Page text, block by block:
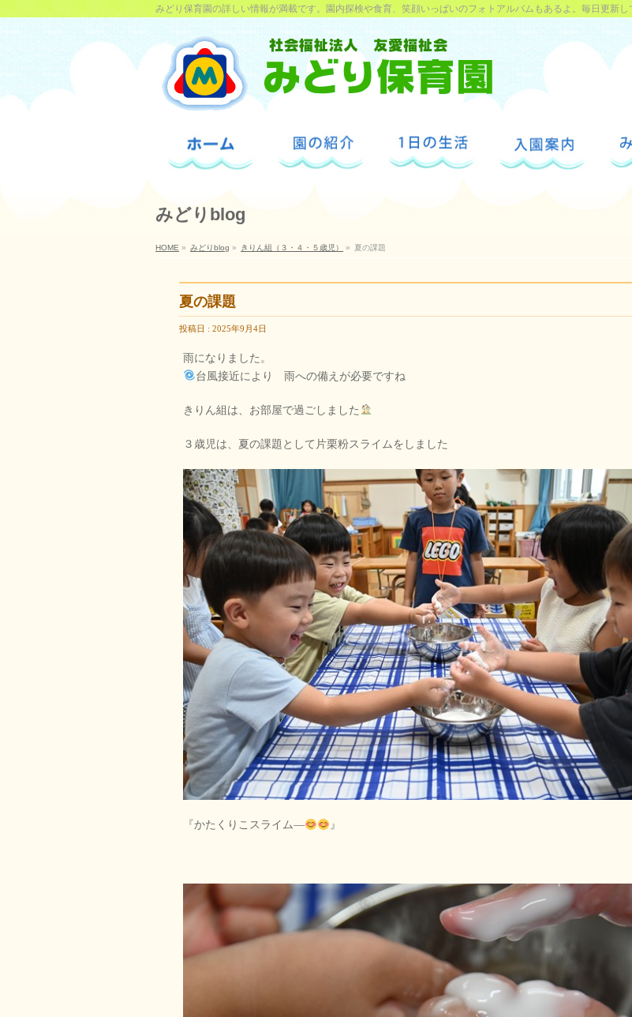
みどり保育園の詳しい情報が満載です。園内探検や食育、笑顔いっぱいのフォトアルバムもあるよ。毎日更新し
みどりblog
HOME » みどりblog » きりん組（３・４・５歳児） » 夏の課題
夏の課題
投稿日 : 2025年9月4日
雨になりました。
台風接近により 雨への備えが必要ですね
きりん組は、お部屋で過ごしました
３歳児は、夏の課題として片栗粉スライムをしました
『かたくりこスライム― 』